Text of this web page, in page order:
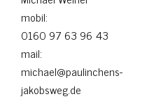
mobil:
0160 97 63 96 43
mail:
michael@paulinchens-
jakobsweg.de